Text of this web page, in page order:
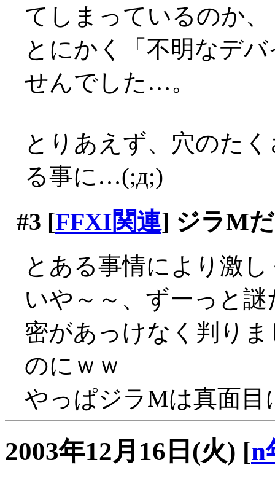
てしまっているのか、
とにかく「不明なデ
せんでした…。
とりあえず、穴のた
る事に…(;д;)
#3 [FFXI関連] ジラM
とある事情により激
いや～～、ずーっと
密があっけなく判り
のにｗｗ
やっぱジラMは真面
2003年12月16日(火) [n